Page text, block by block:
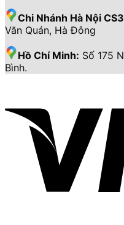
Chi Nhánh Hà Nội
Văn Quán, Hà Đông
Hồ Chí Minh: Số 175
Bình.